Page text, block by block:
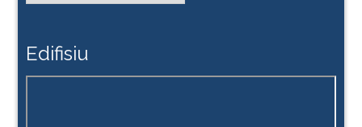
Edifisiu